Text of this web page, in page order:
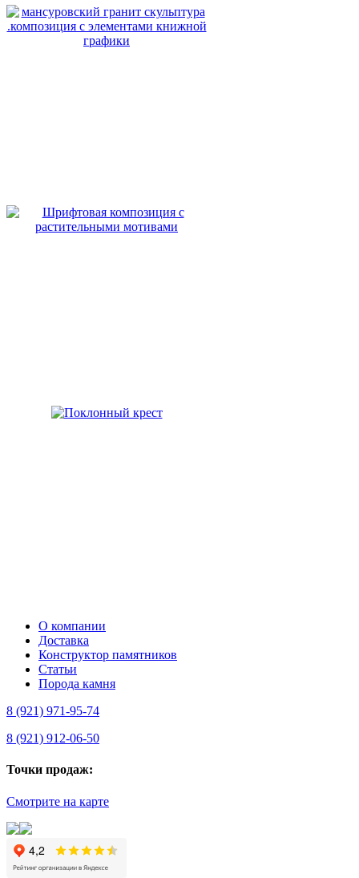
О компании
Доставка
Конструктор памятников
Статьи
Порода камня
8 (921) 971-95-74
8 (921) 912-06-50
Точки продаж:
Смотрите на карте